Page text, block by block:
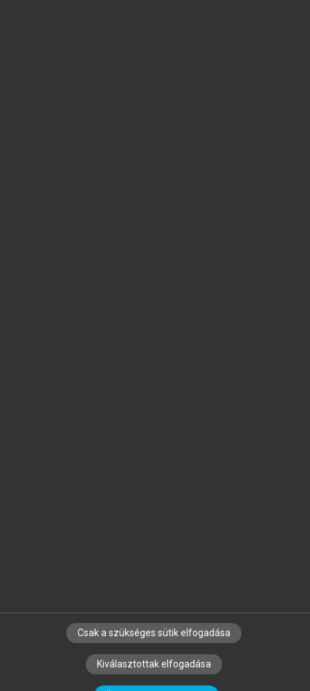
SZERZŐKNEK CÉGEKNEK KÖNYVTÁROSOKNAK
SZERKESZTÉSI ÉS LEKTORÁLÁSI ALAPELVEK
Csak a szükséges sütik elfogadása
Kiválasztottak elfogadása